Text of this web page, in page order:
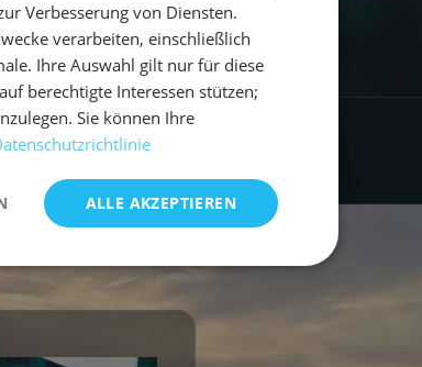
Verbesserung von Diensten.
verarbeiten, einschließlich
Ihre Auswahl gilt nur für diese
berechtigte Interessen stützen;
Sie können Ihre
ALLE AKZEPTIEREN